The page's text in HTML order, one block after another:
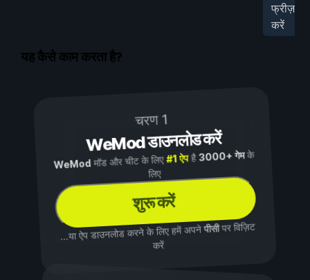
फ्रीज़
करें
यह कैसे काम करता है?
चरण 1
WeMod डाउनलोड करें
WeMod मॉड और चीट के लिए#1 ऐपहै3000+ गेमके
लिए
शुरू करें
...या ऐप डाउनलोड करने के लिए हमें अपनेपीसीपर विज़िट
करें